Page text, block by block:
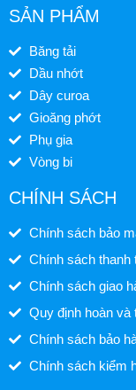
SẢN PHẨM
Băng tải
Dầu nhớt
Dây curoa
Gioăng phớt
Phụ gia
Vòng bi
CHÍNH SÁCH
Chính sách bảo
Chính sách thanh
Chính sách giao
Quy định hoàn và
Chính sách bảo
Chính sách kiểm